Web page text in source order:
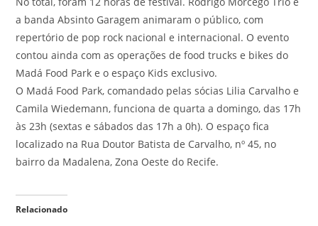
a banda Absinto Garagem animaram o público, com
repertório de pop rock nacional e internacional. O evento
contou ainda com as operações de food trucks e bikes do
Madá Food Park e o espaço Kids exclusivo.
O Madá Food Park, comandado pelas sócias Lilia Carvalho e
Camila Wiedemann, funciona de quarta a domingo, das 17h
às 23h (sextas e sábados das 17h a 0h). O espaço fica
localizado na Rua Doutor Batista de Carvalho, nº 45, no
bairro da Madalena, Zona Oeste do Recife.
Relacionado